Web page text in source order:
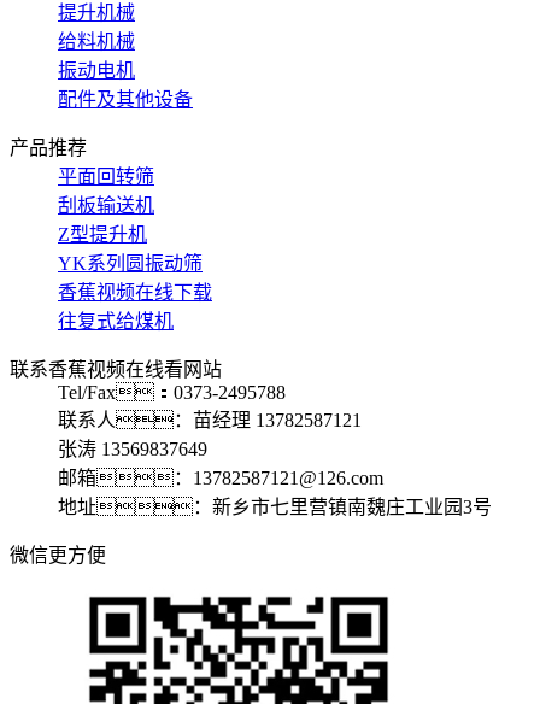
提升机械
给料机械
振动电机
配件及其他设备
产品推荐
平面回转筛
刮板输送机
Z型提升机
YK系列圆振动筛
香蕉视频在线下载
往复式给煤机
联系香蕉视频在线看网站
Tel/Fax：0373-2495788
联系人：苗经理 13782587121
张涛 13569837649
邮箱：13782587121@126.com
地址：新乡市七里营镇南魏庄工业园3号
微信更方便